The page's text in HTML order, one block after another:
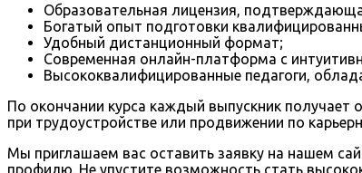
Образовательная лицензия,
Богатый опыт подготовки
Удобный дистанционный формат;
Современная онлайн-платформа с
Высококвалифицированные педагоги,
По окончании курса каждый выпускник
при трудоустройстве или продвижении по
Мы приглашаем вас оставить заявку на нашем
профилю. Не упустите возможность стать